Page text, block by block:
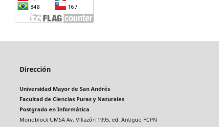
Dirección
Universidad Mayor de San Andrés
Facultad de Ciencias Puras y Naturales
Postgrado en Informática
Monoblock UMSA Av. Villazón 1995, ed. Antiguo FCPN